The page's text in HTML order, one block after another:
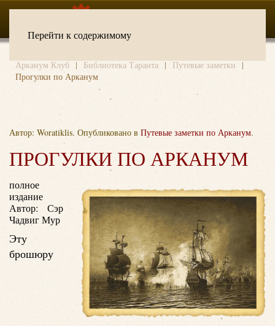
Перейти к содержимому
Арканум Клуб Библиотека Таранта
Путевые заметки
Прогулки по Арканум
Автор: Woratiklis. Опубликовано в Путевые заметки по Арканум.
ПРОГУЛКИ ПО АРКАНУМ
полное
издание
Автор: Сэр
Чадвиг Мур
Эту
брошюру